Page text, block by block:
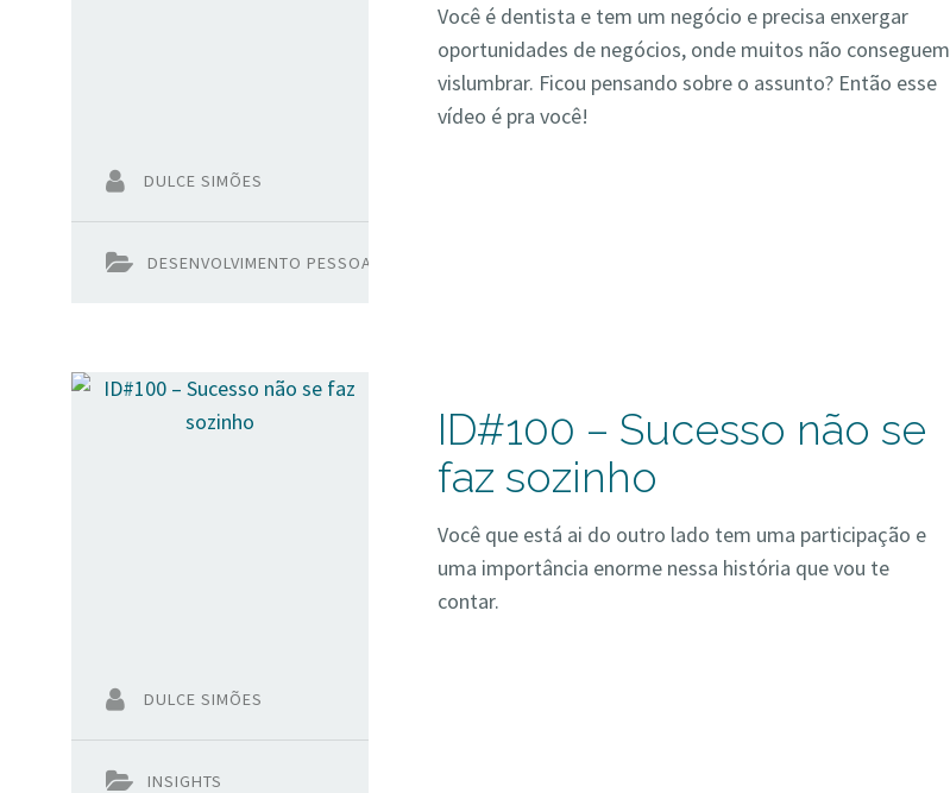
DESENVOLVIMENTO PESSOAL
DULCE SIMÕES
Você é dentista e tem um negócio e precisa enxergar
oportunidades de negócios, onde muitos não conseguem
vislumbrar. Ficou pensando sobre o assunto? Então esse
vídeo é pra você!
INSIGHTS
DULCE SIMÕES
ID#100 – Sucesso não se
faz sozinho
Você que está ai do outro lado tem uma participação e
uma importância enorme nessa história que vou te
contar.